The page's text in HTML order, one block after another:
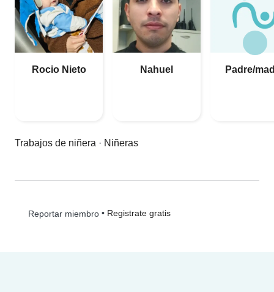
Rocio Nieto Nahuel Padre/
Trabajos de niñera · Niñeras
Reportar miembro• Registrate gratis